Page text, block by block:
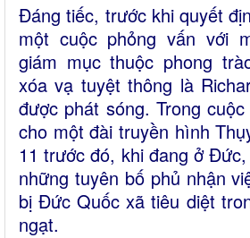
Đáng tiếc, trước khi quyết
một cuộc phỏng vấn với
giám mục thuộc phong
xóa vạ tuyệt thông là
được phát sóng. Trong
cho một đài truyền hình
11 trước đó, khi đang ở
những tuyên bố phủ nhận
bị Đức Quốc xã tiêu diệt
ngạt.